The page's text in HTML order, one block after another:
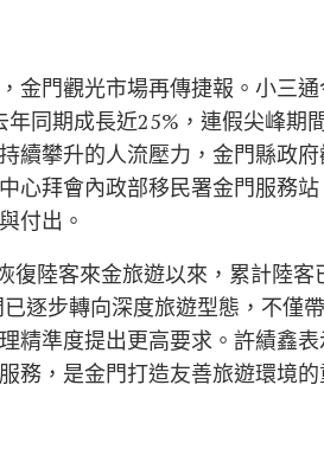
金門觀光市場再傳捷報。 小三通
年同期成長近25%，連假尖峰期
續攀升的人流壓力， 金門縣政
心拜會內政部移民署金門服務站
付出。
復陸客來金旅遊以來，累計陸
逐步轉向深度旅遊型態，不僅
精準度提出更高要求。許績鑫
務，是金門打造友善旅遊環境